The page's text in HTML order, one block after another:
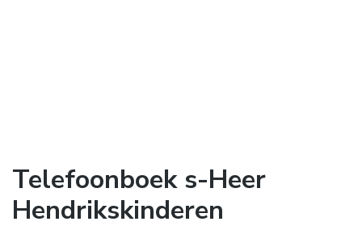
Telefoonboek s-Heer
Hendrikskinderen